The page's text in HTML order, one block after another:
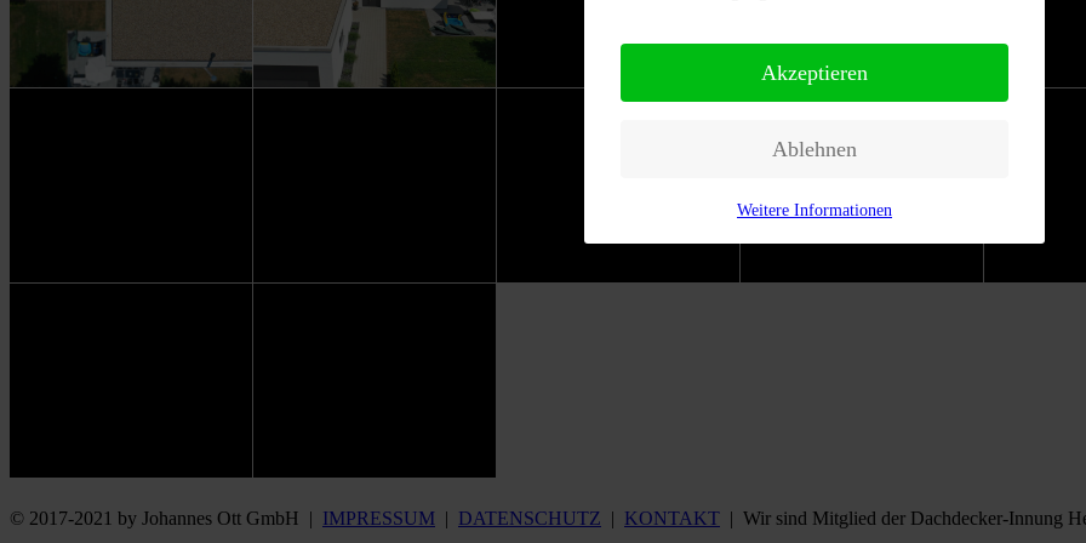
© 2017-2021 by Johannes Ott GmbH | IMPRESSUM | DATENSCHUTZ | KONTAKT | Wir sind Mitglied der Dachdecker-Innung
Akzeptieren
Ablehnen
Weitere Informationen